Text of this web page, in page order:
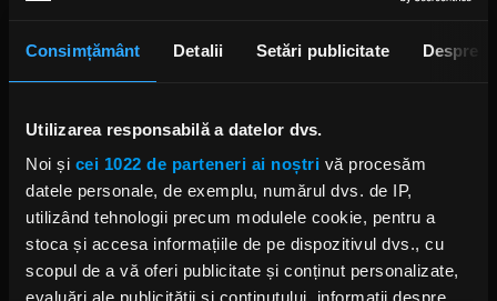
Consimțământ Detalii Setări publicitate Despre
Utilizarea responsabilă a datelor dvs.
Noi și cei 1022 de parteneri ai noștri vă procesăm
datele personale, de exemplu, numărul dvs. de IP,
utilizând tehnologii precum modulele cookie, pentru a
stoca și accesa informațiile de pe dispozitivul dvs., cu
scopul de a vă oferi publicitate și conținut personalizate,
evaluări ale publicității și conținutului, informații despre
Păunescu
Mircea Baniciu, despre turneul
„Eșarfă În Dar”, în direct la „Rock
Driver cu Cristian Hrubaru”
IRINA-MARIA MARINESCU
MIERCURI, 19 FEBRUARIE 2025